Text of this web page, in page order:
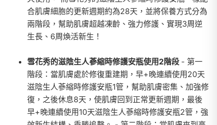
合肌膚細胞的更新週期約為28天，並將保養方式分為
兩階段，幫助肌膚超越凍齡、強力修護、實現3周逆
生長、6周煥活新生！
雪花秀的滋陰生人蔘縮時修護安瓶使用2階段 - 第一
階段：當肌膚處於修復重建期，早+晚連續使用20天
滋陰生人蔘縮時修護安瓶1管，幫助肌膚密集、加強修
復，之後休息8天，使肌膚回到正常更新週期，最後
早+晚連續使用10天滋陰生人蔘縮時修護安瓶2管，強